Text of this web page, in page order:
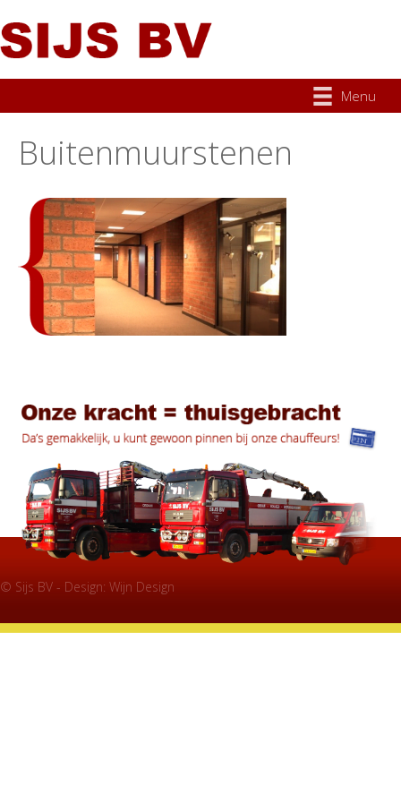
Menu
Buitenmuurstenen
© Sijs BV - Design: Wijn Design